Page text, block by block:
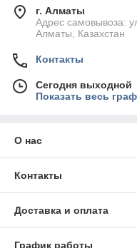
г. Алматы
Адрес самовывоза:
Алматы, Казахстан
Контакты
Сегодня выходной
Показать весь
О нас
Контакты
Доставка и оплата
График работы